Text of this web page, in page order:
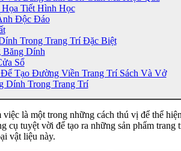
Tiết Hình Học
Độc Đáo
Trong Trang Trí Đặc Biệt
Dính
Sổ
Tạo Đường Viền Trang Trí Sách Và Vở
Dính Trong Trang Trí
là một trong những cách thú vị để thể
cụ tuyệt vời để tạo ra những sản phẩm
vật liệu này.